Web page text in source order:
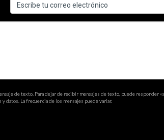
de texto. Para dejar de recibir mensajes de texto, puede responder
datos. La frecuencia de los mensajes puede variar.